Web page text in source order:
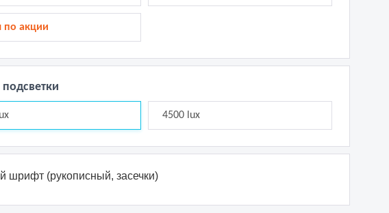
по акции
4500 lux
шрифт (рукописный, засечки)